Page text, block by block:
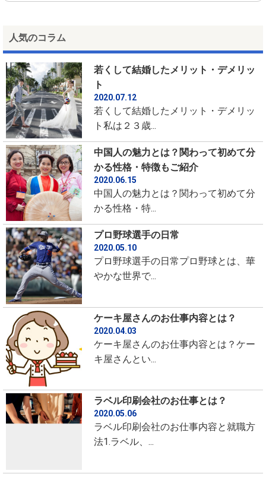
人気のコラム
若くして結婚したメリット・デメリッ
ト
2020.07.12
若くして結婚したメリット・デメリッ
ト私は２３歳...
中国人の魅力とは？関わって初めて分
かる性格・特徴もご紹介
2020.06.15
中国人の魅力とは？関わって初めて分
かる性格・特...
プロ野球選手の日常
2020.05.10
プロ野球選手の日常プロ野球とは、華
やかな世界で...
ケーキ屋さんのお仕事内容とは？
2020.04.03
ケーキ屋さんのお仕事内容とは？ケー
キ屋さんとい...
ラベル印刷会社のお仕事とは？
2020.05.06
ラベル印刷会社のお仕事内容と就職方
法1.ラベル、...